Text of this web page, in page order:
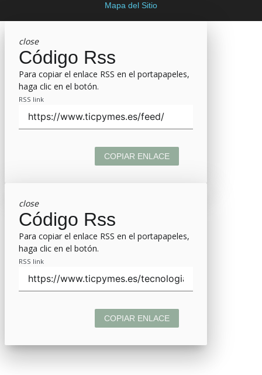
Mapa del Sitio
close
Código Rss
Para copiar el enlace RSS en el portapapeles,
haga clic en el botón.
RSS link
COPIAR ENLACE
close
Código Rss
Para copiar el enlace RSS en el portapapeles,
haga clic en el botón.
RSS link
COPIAR ENLACE